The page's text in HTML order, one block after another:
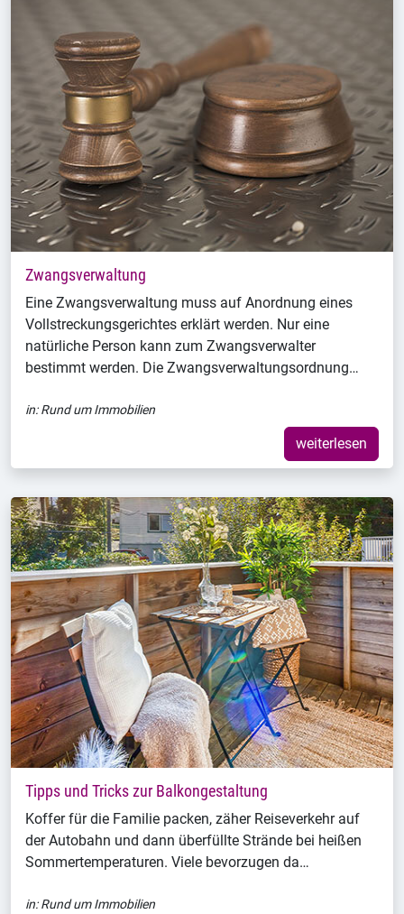
Zwangsverwaltung
Eine Zwangsverwaltung muss auf Anordnung eines
Vollstreckungsgerichtes erklärt werden. Nur eine
natürliche Person kann zum Zwangsverwalter
bestimmt werden. Die Zwangsverwaltungsordnung…
in:Rund um Immobilien
weiterlesen
Tipps und Tricks zur Balkongestaltung
Koffer für die Familie packen, zäher Reiseverkehr auf
der Autobahn und dann überfüllte Strände bei heißen
Sommertemperaturen. Viele bevorzugen da…
in:Rund um Immobilien